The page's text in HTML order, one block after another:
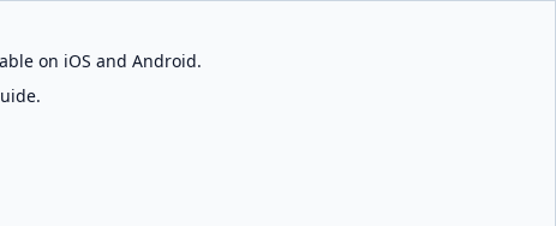
on iOS and Android.